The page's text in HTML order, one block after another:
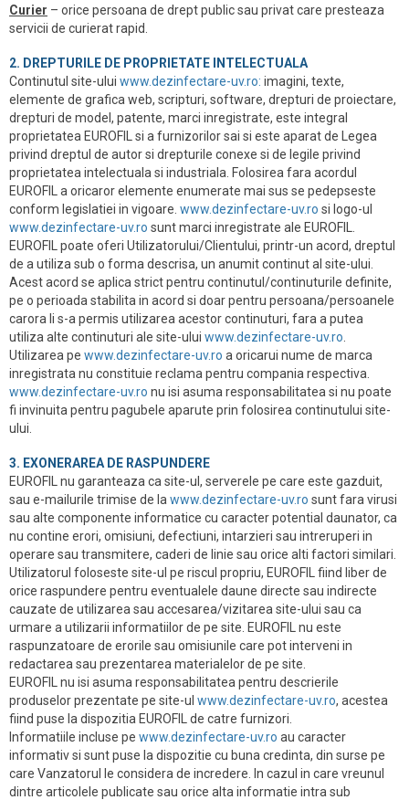
Curier – orice persoana de drept public sau privat care presteaza
servicii de curierat rapid.
2. DREPTURILE DE PROPRIETATE INTELECTUALA
Continutul site-ului www.dezinfectare-uv.ro: imagini, texte,
elemente de grafica web, scripturi, software, drepturi de proiectare,
drepturi de model, patente, marci inregistrate, este integral
proprietatea EUROFIL si a furnizorilor sai si este aparat de Legea
privind dreptul de autor si drepturile conexe si de legile privind
proprietatea intelectuala si industriala. Folosirea fara acordul
EUROFIL a oricaror elemente enumerate mai sus se pedepseste
conform legislatiei in vigoare. www.dezinfectare-uv.ro si logo-ul
www.dezinfectare-uv.ro sunt marci inregistrate ale EUROFIL.
EUROFIL poate oferi Utilizatorului/Clientului, printr-un acord, dreptul
de a utiliza sub o forma descrisa, un anumit continut al site-ului.
Acest acord se aplica strict pentru continutul/continuturile definite,
pe o perioada stabilita in acord si doar pentru persoana/persoanele
carora li s-a permis utilizarea acestor continuturi, fara a putea
utiliza alte continuturi ale site-ului www.dezinfectare-uv.ro
Utilizarea pe www.dezinfectare-uv.ro a oricarui nume de marca
inregistrata nu constituie reclama pentru compania respectiva.
www.dezinfectare-uv.ro nu isi asuma responsabilitatea si nu poate
fi invinuita pentru pagubele aparute prin folosirea continutului site-
ului.
3. EXONERAREA DE RASPUNDERE
EUROFIL nu garanteaza ca site-ul, serverele pe care este gazduit,
sau e-mailurile trimise de la www.dezinfectare-uv.ro sunt fara virusi
sau alte componente informatice cu caracter potential daunator, ca
nu contine erori, omisiuni, defectiuni, intarzieri sau intreruperi in
operare sau transmitere, caderi de linie sau orice alti factori similari.
Utilizatorul foloseste site-ul pe riscul propriu, EUROFIL fiind liber de
orice raspundere pentru eventualele daune directe sau indirecte
cauzate de utilizarea sau accesarea/vizitarea site-ului sau ca
urmare a utilizarii informatiilor de pe site. EUROFIL nu este
raspunzatoare de erorile sau omisiunile care pot interveni in
redactarea sau prezentarea materialelor de pe site.
EUROFIL nu isi asuma responsabilitatea pentru descrierile
produselor prezentate pe site-ul www.dezinfectare-uv.ro, acestea
fiind puse la dispozitia EUROFIL de catre furnizori.
Informatiile incluse pe www.dezinfectare-uv.ro au caracter
informativ si sunt puse la dispozitie cu buna credinta, din surse pe
care Vanzatorul le considera de incredere. In cazul in care vreunul
dintre articolele publicate sau orice alta informatie intra sub